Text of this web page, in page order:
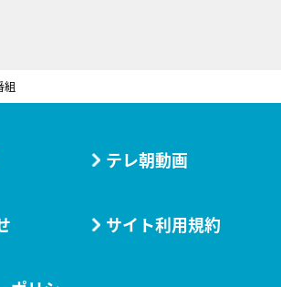
組
テレ朝動画
サイト利用規約